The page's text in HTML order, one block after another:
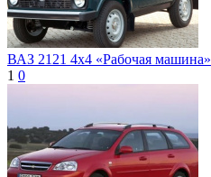
ВАЗ 2121 4x4 «Рабочая машина»
1 0